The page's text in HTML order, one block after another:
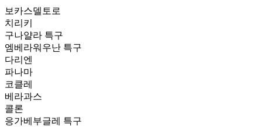
보카스델토로
치리키
구나얄라 특구
엠베라워우난 특구
다리엔
파나마
코클레
베라과스
콜론
응가베부글레 특구